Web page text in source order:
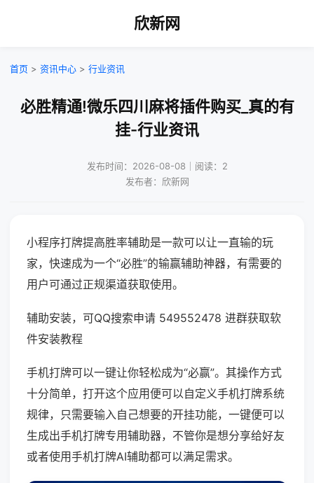
欣新网
首页 > 资讯中心 > 行业资讯
必胜精通!微乐四川麻将插件购买_真的有
挂-行业资讯
发布时间：2026-08-08｜阅读：2
发布者：欣新网
小程序打牌提高胜率辅助是一款可以让一直输的玩
家，快速成为一个“必胜”的输赢辅助神器，有需要的
用户可通过正规渠道获取使用。
辅助安装，可QQ搜索申请 549552478 进群获取软
件安装教程
手机打牌可以一键让你轻松成为“必赢”。其操作方式
十分简单，打开这个应用便可以自定义手机打牌系统
规律，只需要输入自己想要的开挂功能，一键便可以
生成出手机打牌专用辅助器，不管你是想分享给好友
或者使用手机打牌AI辅助都可以满足需求。